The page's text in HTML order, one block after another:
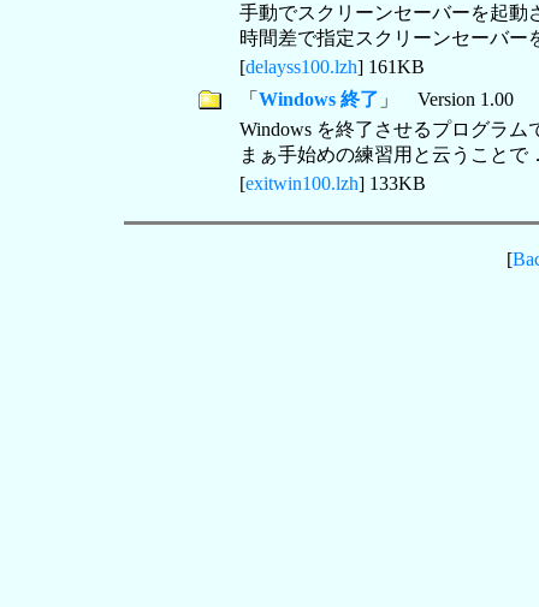
手動でスクリーンセーバーを起動
時間差で指定スクリーンセーバー
[delayss100.lzh] 161KB
「 Windows 終了 」 Version 1.00
Windows を終了させるプログラム
まぁ手始めの練習用と云うことで
[exitwin100.lzh] 133KB
[